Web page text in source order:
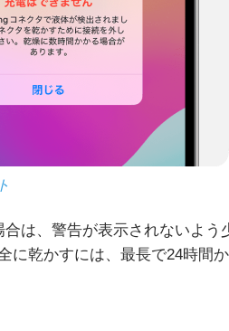
合は、警告が表示されないよ
に乾かすには、最長で24時間